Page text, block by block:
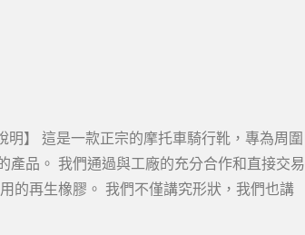
明】 這是一款正宗的摩托車騎行靴，專為周圍
產品。 我們通過與工廠的充分合作和直接交易
的再生橡膠。 我們不僅講究形狀，我們也講